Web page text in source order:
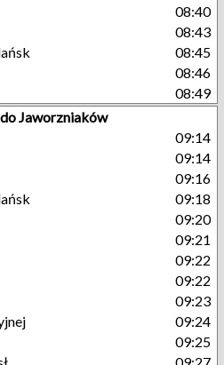
08:40
08:43
08:45
08:46
08:49
Jaworzniaków
09:14
09:14
09:16
09:18
09:20
09:21
09:22
09:22
09:23
09:24
09:25